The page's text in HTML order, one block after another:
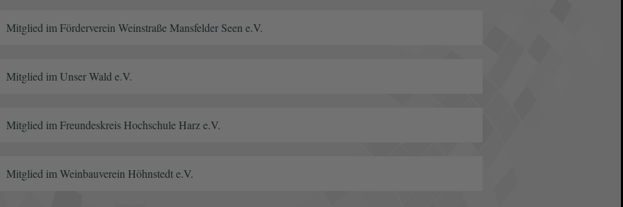
Mitglied im Förderverein Weinstraße Mansfelder Seen e.V.
Mitglied im Unser Wald e.V.
Mitglied im Freundeskreis Hochschule Harz e.V.
Mitglied im Weinbauverein Höhnstedt e.V.